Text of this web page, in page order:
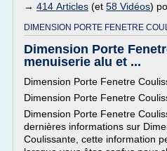
→ 414 Articles (et 58 Vidéos)
DIMENSION PORTE FENETRE
Dimension Porte
menuiserie alu et ...
Dimension Porte Fenetre
Dimension Porte Fenetre
Dimension Porte Fenetre
dernières informations sur
Coulissante, cette information